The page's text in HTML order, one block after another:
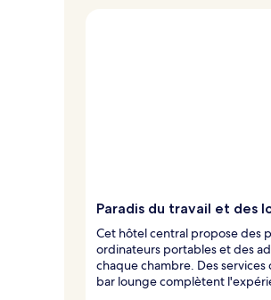
Paradis du travail et des
Cet hôtel central propose des
ordinateurs portables et des
chaque chambre. Des
bar lounge complètent